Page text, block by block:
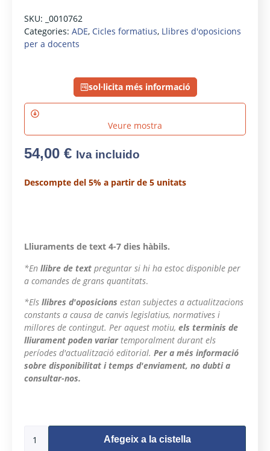
SKU: _0010762
Categories: ADE, Cicles formatius, Llibres d'oposicions
per a docents
sol·licita més informació
Veure mostra
54,00 € Iva incluido
Descompte del 5% a partir de 5 unitats
Lliuraments de text 4-7 dies hàbils.
*En llibre de text preguntar si hi ha estoc disponible per
a comandes de grans quantitats.
*Els llibres d'oposicions estan subjectes a actualitzacions
constants a causa de canvis legislatius, normatives i
millores de contingut. Per aquest motiu, els terminis de
lliurament poden variartemporalment durant els
períodes d'actualització editorial. Per a més informació
sobre disponibilitat i temps d'enviament, no dubti a
consultar-nos.
Afegeix a la cistella